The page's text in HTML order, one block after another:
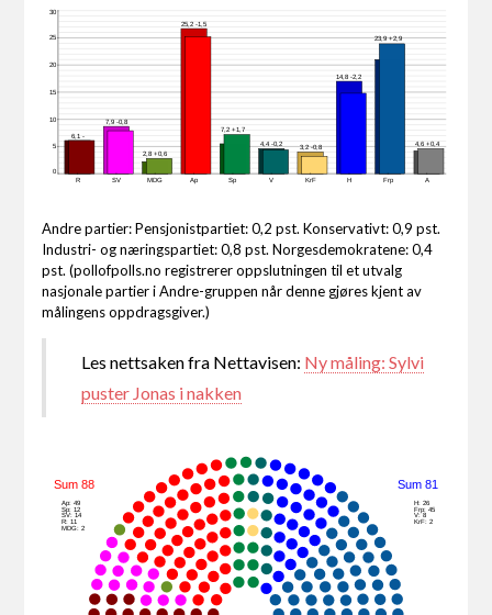
6,1 -
7,9 -0,8
2,8 +0,6
25,2 -1,5
7,2 +1,7
4,4 -0,2 3,2 -0,8
14,8 -2,2
23,9 +2,9
4,6 +0,4
R SV MDG Ap Sp V KrF H Frp A
0
5
10
15
20
25
30
Andre partier: Pensjonistpartiet: 0,2 pst. Konservativt: 0,9 pst.
Industri- og næringspartiet: 0,8 pst. Norgesdemokratene: 0,4
pst. (pollofpolls.no registrerer oppslutningen til et utvalg
nasjonale partier i Andre-gruppen når denne gjøres kjent av
målingens oppdragsgiver.)
Les nettsaken fra Nettavisen: Ny måling: Sylvi
puster Jonas i nakken
Sum 88
Ap: 49
Sp: 12
SV: 14
R: 11
MDG: 2
Sum 81
H: 26
Frp: 45
V: 8
KrF: 2